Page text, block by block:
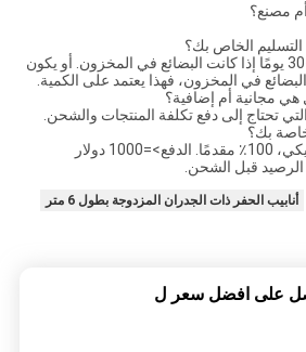
مصنع؟
الخاص بك؟
ج: بشكل عام، يكون من 7-30 يومًا إذا كانت البضائع في المخزون. أو يكون
مجانية أم إضافية؟
التي تحتاج إلى دفع تكلفة المنتجات والشحن.
بك؟
ج: الدفع<=1000 دولار أمريكي، 100٪ مقدمًا. الدفع>=1000 دولار
أنابيب الحفر ذات الجدران المزدوجة بطول 6 متر
على افضل سعر ل